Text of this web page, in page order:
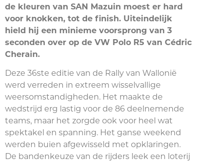
de kleuren van SAN Mazuin moest er hard
voor knokken, tot de finish. Uiteindelijk
hield hij een minieme voorsprong van 3
seconden over op de VW Polo R5 van Cédric
Cherain.
Deze 36ste editie van de Rally van Wallonië
werd verreden in extreem wisselvallige
weersomstandigheden. Het maakte de
wedstrijd erg lastig voor de 86 deelnemende
teams, maar het zorgde ook voor heel wat
spektakel en spanning. Het ganse weekend
werden buien afgewisseld met opklaringen.
De bandenkeuze van de rijders leek een loterij